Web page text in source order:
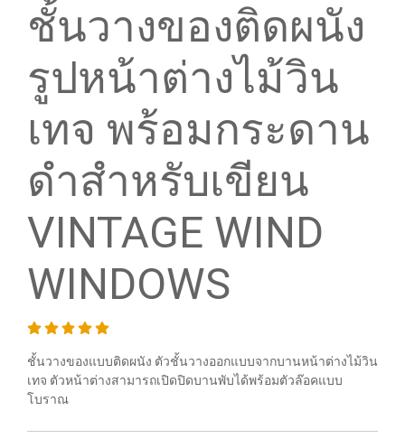
ชั้นวางของติดผนัง
รูปหน้าต่างไม้วิน
เทจ พร้อมกระดาน
ดำสำหรับเขียน
VINTAGE WIND
WINDOWS
ชั้นวางของแบบติดผนัง ตัวชั้นวางออกแบบจากบานหน้าต่างไม้วิน
เทจ ตัวหน้าต่างสามารถเปิดปิดบานพับได้พร้อมตัวล๊อคแบบ
โบราณ